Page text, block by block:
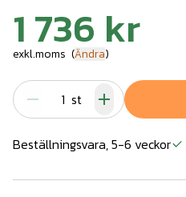
1 736 kr
exkl.moms (Ändra)
st
Beställningsvara, 5-6 veckor